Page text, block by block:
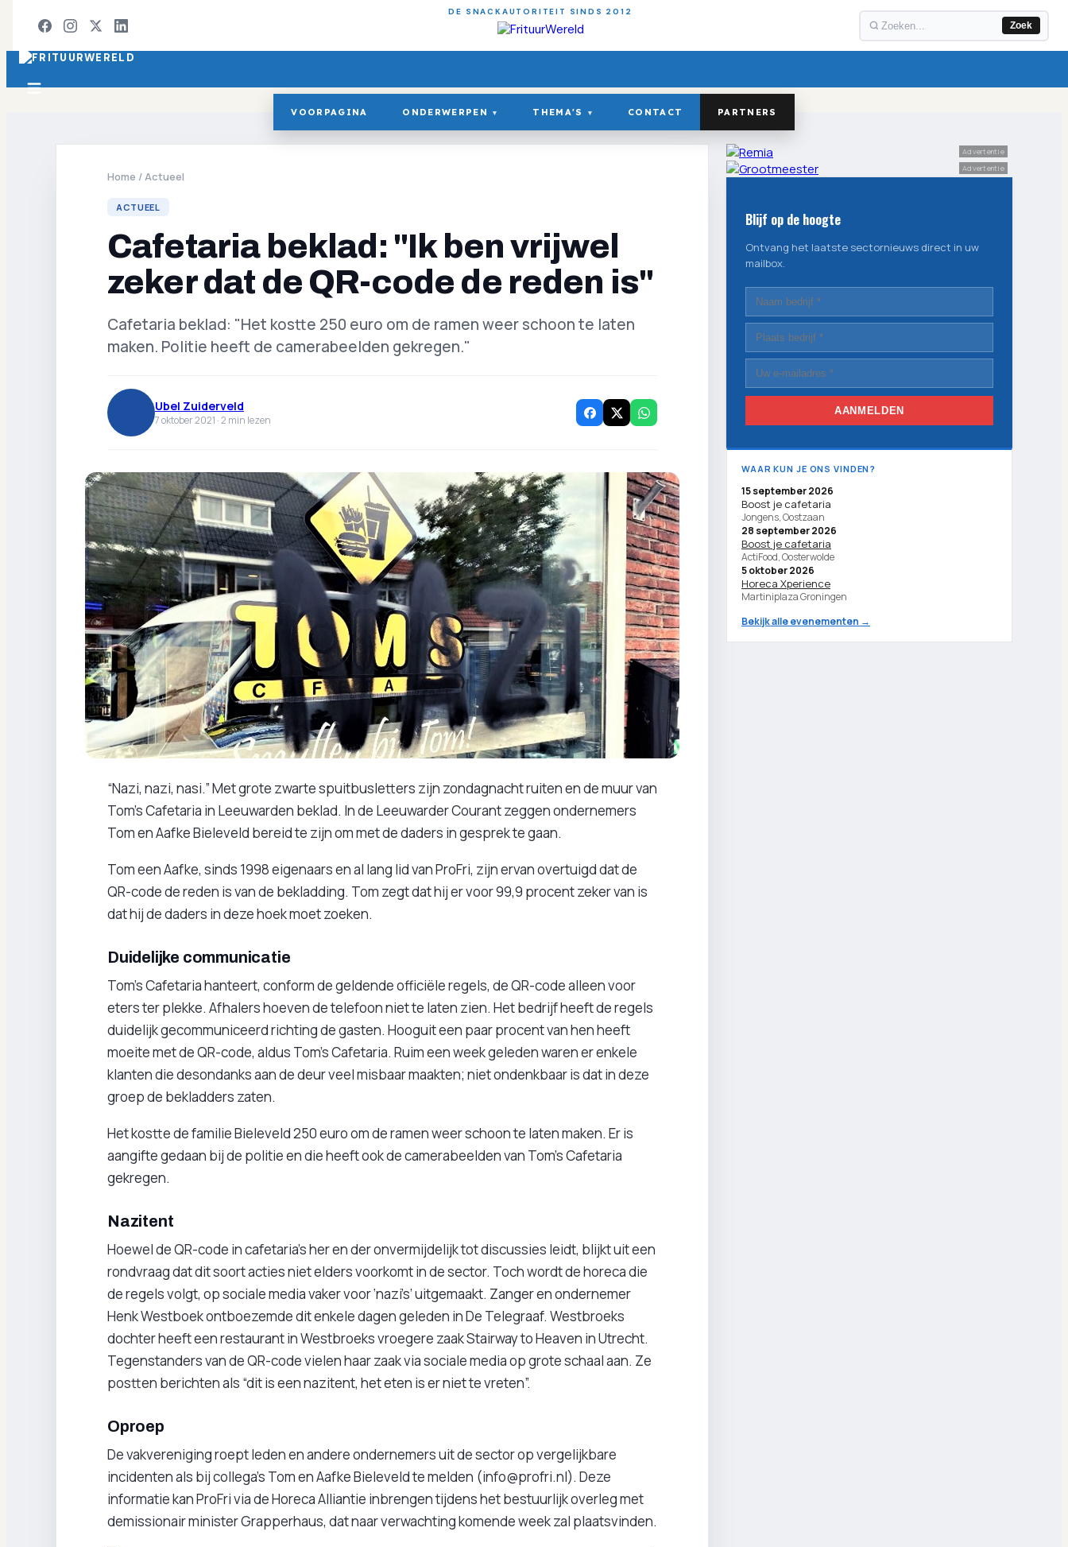
DE SNACKAUTORITEIT SINDS 2012
Zoek
VOORPAGINA ONDERWERPEN ▾ THEMA'S ▾ CONTACT PARTNERS
Home /Actueel
ACTUEEL
Cafetaria beklad: "Ik ben vrijwel
zeker dat de QR-code de reden is"
Cafetaria beklad: "Het kostte 250 euro om de ramen weer schoon te laten
maken. Politie heeft de camerabeelden gekregen."
Ubel Zuiderveld
7 oktober 2021 ·2 min lezen
“Nazi, nazi, nasi.” Met grote zwarte spuitbusletters zijn zondagnacht ruiten en de muur van
Tom’s Cafetaria in Leeuwarden beklad. In de Leeuwarder Courant zeggen ondernemers
Tom en Aafke Bieleveld bereid te zijn om met de daders in gesprek te gaan.
Tom een Aafke, sinds 1998 eigenaars en al lang lid van ProFri, zijn ervan overtuigd dat de
QR-code de reden is van de bekladding. Tom zegt dat hij er voor 99,9 procent zeker van is
dat hij de daders in deze hoek moet zoeken.
Duidelijke communicatie
Tom’s Cafetaria hanteert, conform de geldende officiële regels, de QR-code alleen voor
eters ter plekke. Afhalers hoeven de telefoon niet te laten zien. Het bedrijf heeft de regels
duidelijk gecommuniceerd richting de gasten. Hooguit een paar procent van hen heeft
moeite met de QR-code, aldus Tom's Cafetaria. Ruim een week geleden waren er enkele
klanten die desondanks aan de deur veel misbaar maakten; niet ondenkbaar is dat in deze
groep de bekladders zaten.
Het kostte de familie Bieleveld 250 euro om de ramen weer schoon te laten maken. Er is
aangifte gedaan bij de politie en die heeft ook de camerabeelden van Tom’s Cafetaria
gekregen.
Nazitent
Hoewel de QR-code in cafetaria's her en der onvermijdelijk tot discussies leidt, blijkt uit een
rondvraag dat dit soort acties niet elders voorkomt in de sector. Toch wordt de horeca die
de regels volgt, op sociale media vaker voor ‘nazi’s’ uitgemaakt. Zanger en ondernemer
Henk Westboek ontboezemde dit enkele dagen geleden in De Telegraaf. Westbroeks
dochter heeft een restaurant in Westbroeks vroegere zaak Stairway to Heaven in Utrecht.
Tegenstanders van de QR-code vielen haar zaak via sociale media op grote schaal aan. Ze
postten berichten als “dit is een nazitent, het eten is er niet te vreten”.
Oproep
De vakvereniging roept leden en andere ondernemers uit de sector op vergelijkbare
incidenten als bij collega's Tom en Aafke Bieleveld te melden (info@profri.nl). Deze
informatie kan ProFri via de Horeca Alliantie inbrengen tijdens het bestuurlijk overleg met
demissionair minister Grapperhaus, dat naar verwachting komende week zal plaatsvinden.
Advertentie
Advertentie
Blijf op de hoogte
Ontvang het laatste sectornieuws direct in uw
mailbox.
AANMELDEN
WAAR KUN JE ONS VINDEN?
15 september 2026
Boost je cafetaria
Jongens, Oostzaan
28 september 2026
Boost je cafetaria
ActiFood, Oosterwolde
5 oktober 2026
Horeca Xperience
Martiniplaza Groningen
Bekijk alle evenementen →